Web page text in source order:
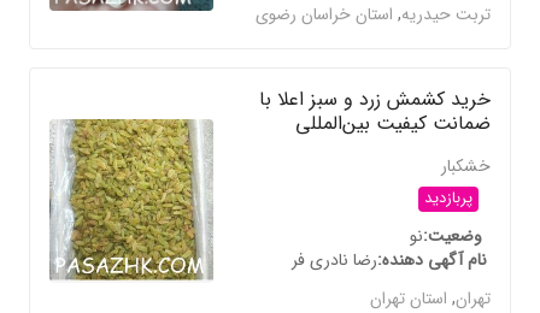
تربت حیدریه,استان خراسان رضوی
خرید کشمش زرد و سبز اعلا با
ضمانت کیفیت بین‌المللی
خشکبار
پربازدید
وضعیتنو
نام آگهی دهندهرضا نادری فر
تهران,استان تهران